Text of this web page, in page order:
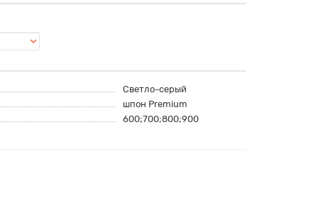
Светло-серый
шпон Premium
600;700;800;900